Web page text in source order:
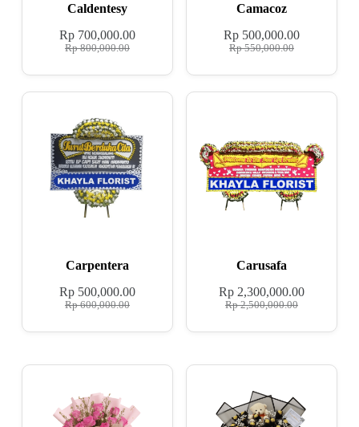
Caldentesy
Rp800,000.00
Rp700,000.00
Camacoz
Rp550,000.00
Rp 500,000.00
Carpentera
Rp600,000.00
Rp500,000.00
Carusafa
Rp2,500,000.00
Rp 2,300,000.00